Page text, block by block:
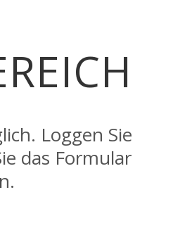
Loggen Sie
das Formular